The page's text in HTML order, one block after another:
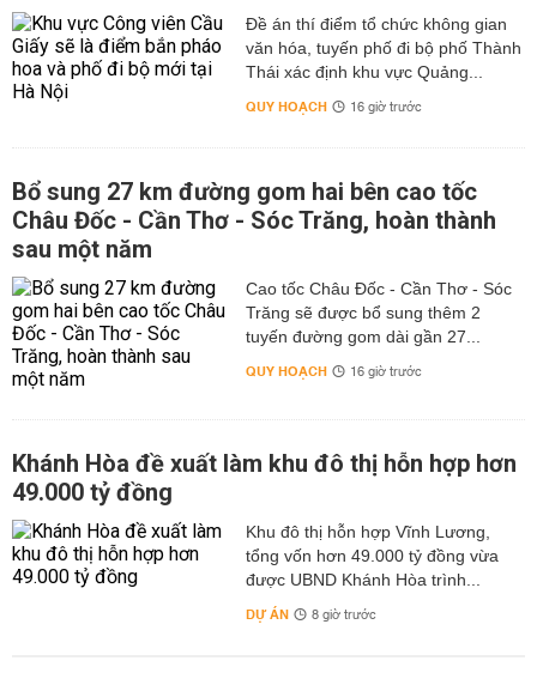
Đề án thí điểm tổ chức không gian
văn hóa, tuyến phố đi bộ phố Thành
Thái xác định khu vực Quảng...
QUY HOẠCH 16 giờ trước
Bổ sung 27 km đường gom hai bên cao tốc
Châu Đốc - Cần Thơ - Sóc Trăng, hoàn thành
sau một năm
Cao tốc Châu Đốc - Cần Thơ - Sóc
Trăng sẽ được bổ sung thêm 2
tuyến đường gom dài gần 27...
QUY HOẠCH 16 giờ trước
Khánh Hòa đề xuất làm khu đô thị hỗn hợp hơn
49.000 tỷ đồng
Khu đô thị hỗn hợp Vĩnh Lương,
tổng vốn hơn 49.000 tỷ đồng vừa
được UBND Khánh Hòa trình...
DỰ ÁN 8 giờ trước